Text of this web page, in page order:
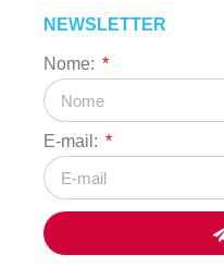
NEWSLETTER
Nome:
E-mail: